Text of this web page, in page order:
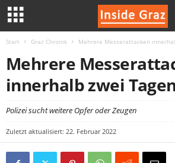
Start Graz Chronik Mehrere Messerattacken
Mehrere
innerhalb zwei
Polizei sucht weitere Opfer oder Zeugen
Zuletzt aktualisiert: 22. Februar 2022